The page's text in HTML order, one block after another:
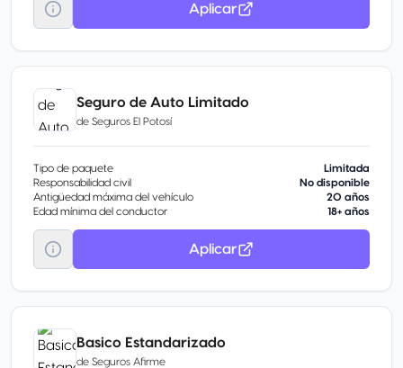
Aplicar
Seguro de Auto Limitado
de Seguros El Potosí
Tipo de paquete
Limitada
Responsabilidad civil
No disponible
Antigüedad máxima del vehículo
20 años
Edad mínima del conductor
18+ años
Aplicar
Basico Estandarizado
de Seguros Afirme